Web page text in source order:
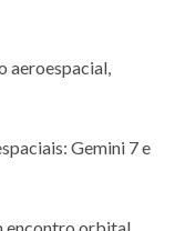
aeroespacial,
Gemini 7 e